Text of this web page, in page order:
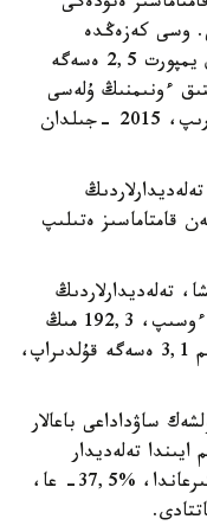
عا ءوستى. وسى كەزەڭدە
ءوندىرىس كولەمى 3,2 ەسەگە ارتسا، ال يمپورت 2,5 ەسەگە
ءونىمنىڭ ۇلەسى
%97,3- دان %81,8- عا دەيىن قىسقارىپ، 2015 -جىلدان
قامتاماسىز ەتىلىپ
تەلەديدارلاردىڭ
ەكسپورتى مەن رەەكسپورتى 2,7 ەسەگە ءوسىپ، 192,3 مىڭ
داناعا جەتتى. ال ىشكى نارىقتاعى ساتىلىم 3,1 ەسەگە قۇلدىراپ،
ساۋداداعى باعالار
ماۋسىم ايىندا تەلەديدار
وتكەن جىلدىڭ سايكەس ايىمەن سالىستىرعاندا، %37,5- عا،